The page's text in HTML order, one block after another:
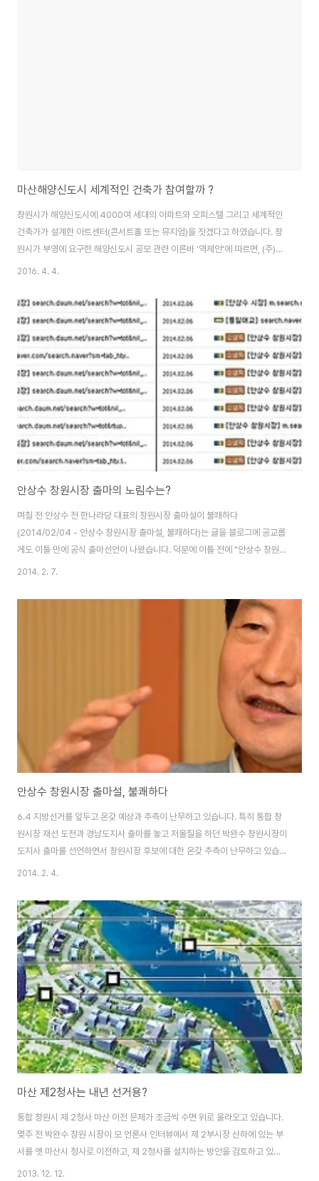
마산해양신도시 세계적인 건축가 참여할까 ?
창원시가 해양신도시에 4000여 세대의 아파트와 오피스텔 그리고 세계적인
건축가가 설계한 아트센터(콘서트홀 또는 뮤지엄)을 짓겠다고 하였습니다. 창
원시가 부영에 요구한 해양신도시 공모 관련 이른바 '역제안'에 따르면, (주)부
영이 세계적인 건축가가 설계한 아트센터(콘서트홀 또는 뮤지엄)을 지어서 기
우선협상대상자가 되었다고 합니다. 역제안 당시 창원시는 "세계 최고의 문화
관광 명소로 만들 것을 목표로 하고 있으며, 주거 및 상업 시설도 규모를 최소화
하고 건물 형태 등에 디자인 요소를 적용하여 문화, 관광 자원화 될 수 있도록
하겠다는 우리시의 단호한 입장"이라고 합니다. 예컨대 (주)부영이 세계적인
건축가가 설계한 아트센트(콘서트홀..
2016. 4. 4.
안상수 창원시장 출마의 노림수는?
며칠 전 안상수 전 한나라당 대표의 창원시장 출마설이 불쾌하다
(2014/02/04 - 안상수 창원시장 출마설, 불쾌하다)는 글을 블로그에 공교롭
게도 이틀 만에 공식 출마선언이 나왔습니다. 덕분에 이틀 전에 "안상수 창원시
장 출마설, 불쾌하다" 는 글을 포스팅한 제 개인 블로그는 평소보다 방문자가
눈에 띄게 많았습니다. 당 대표를 지낸 4선 의원이 경남도지사 출마를 포기하
고 기초 자치단체인 창원시장에 출마하는 유례가 없는 낙하산 출마이기 때문이
었으리라 짐작합니다. 어떤 사람들은 중앙정치권에서 경험 많은 정치인이 급을
한 참 낮춰 창원시장에 출마하는 것을 두고 파격이라고 평가하는 사람도 있는
2014. 2. 7.
안상수 창원시장 출마설, 불쾌하다
6.4 지방선거를 앞두고 온갖 예상과 추측이 난무하고 있습니다. 특히 통합 창
원시장 재선 도전과 경남도지사 출마를 놓고 저울질을 하던 박완수 창원시장이
도지사 출마를 선언하면서 창원시장 후보에 대한 온갖 추측이 난무하고 있습니
다. 아직 기초단체장 후보에 대한 정당공천제 폐지 문제가 매듭지워지지 않은
어지고 있습니다. 그 중에서 가장 불쾌한 보도는 바로 '안상수의 창원시장 출마
설'입니다. 한나라당 원내대표와 당대표(2010~2011)를 지내고 4선(15, 16,
17, 18대) 국회의원 경력을 가진 안상수가 보궐선거에서 당선된 홍준표 현 경
남도지사에 이어 경남도지사 출마를 저울질 하는 것부터 기분 나쁜 일이었습니
다. 그런데 홍준표 현..
2014. 2. 4.
마산 제2청사는 내년 선거용?
통합 창원시 제 2청사 마산 이전 문제가 조금씩 수면 위로 올라오고 있습니다.
몇주 전 박완수 창원 시장이 모 언론사 인터뷰에서 제 2부시장 산하에 있는 부
서를 옛 마산시 청사로 이전하고, 제 2청사를 설치하는 방안을 검토하고 있다
는 언급을 하였습니다. 또 지난 10일 연린 제 33회 창원시의회 2차 정례회에
2013. 12. 12.